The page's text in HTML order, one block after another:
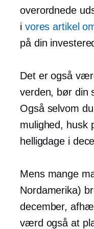
overordnede
i vores artikel
på din
Det er også
verden, bør din
Også selvom
mulighed,
helligdage i
Mens mange
Nordamerika)
december,
værd også at